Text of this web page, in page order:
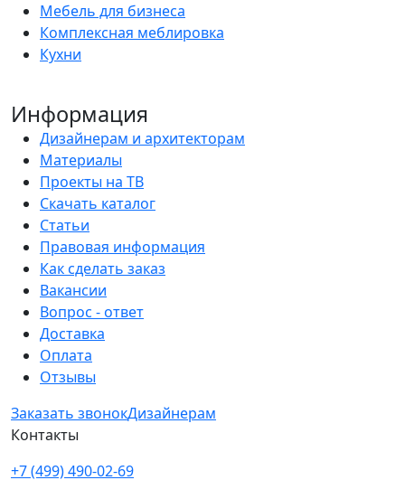
Мебель для бизнеса
Комплексная меблировка
Кухни
Информация
Дизайнерам и архитекторам
Материалы
Проекты на ТВ
Скачать каталог
Статьи
Правовая информация
Как сделать заказ
Вакансии
Вопрос - ответ
Доставка
Оплата
Отзывы
Заказать звонокДизайнерам
Контакты
+7 (499) 490-02-69